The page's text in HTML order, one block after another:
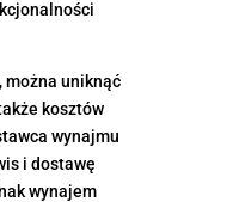
można uniknąć
kosztów
wynajmu
i dostawę
wynajem